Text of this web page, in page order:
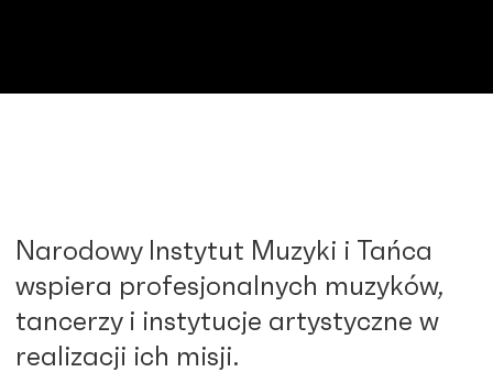
Narodowy Instytut Muzyki i Tańca
wspiera profesjonalnych muzyków,
tancerzy i instytucje artystyczne w
realizacji ich misji.